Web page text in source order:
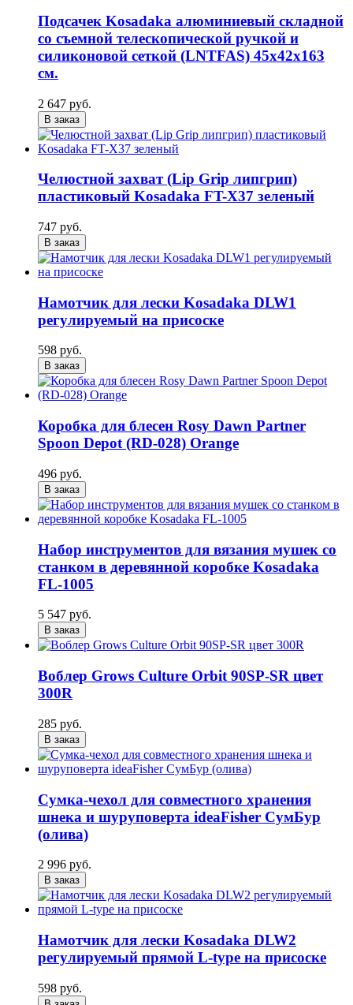
Подсачек Kosadaka алюминиевый складной
со съемной телескопической ручкой и
силиконовой сеткой (LNTFAS) 45х42х163
см.
2 647 руб.
В заказ
Челюстной захват (Lip Grip липгрип)
пластиковый Kosadaka FT-X37 зеленый
747 руб.
В заказ
Намотчик для лески Kosadaka DLW1
регулируемый на присоске
598 руб.
В заказ
Коробка для блесен Rosy Dawn Partner
Spoon Depot (RD-028) Orange
496 руб.
В заказ
Набор инструментов для вязания мушек со
станком в деревянной коробке Kosadaka
FL-1005
5 547 руб.
В заказ
Воблер Grows Culture Orbit 90SP-SR цвет
300R
285 руб.
В заказ
Сумка-чехол для совместного хранения
шнека и шуруповерта ideaFisher СумБур
(олива)
2 996 руб.
В заказ
Намотчик для лески Kosadaka DLW2
регулируемый прямой L-type на присоске
598 руб.